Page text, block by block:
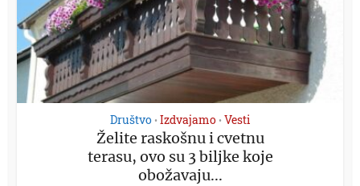
Društvo • Izdvajamo • Vesti
Želite raskošnu i cvetnu
terasu, ovo su 3 biljke koje
obožavaju...